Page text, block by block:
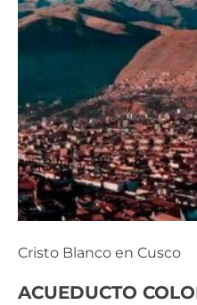
Cristo Blanco en Cusco
ACUEDUCTO